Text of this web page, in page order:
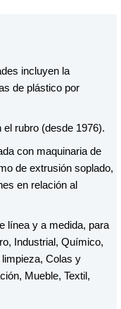
incluyen la
de plástico por
rubro (desde 1976).
con maquinaria de
de extrusión soplado,
en relación al
línea y a medida, para
Industrial, Químico,
Colas y
Mueble, Textil,